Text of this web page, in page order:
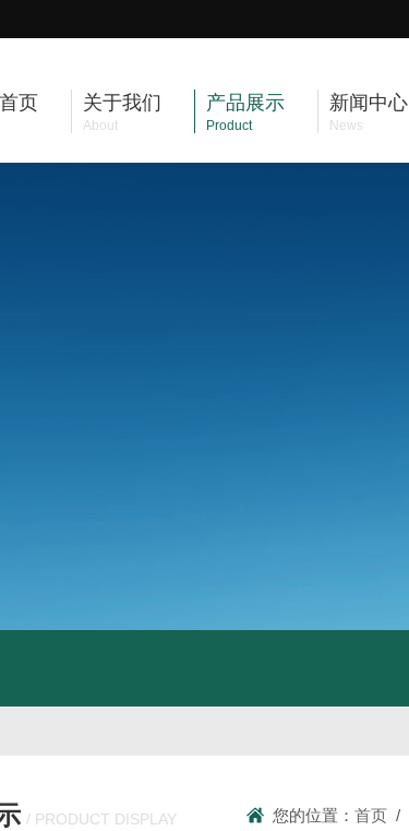
页 关于我们
About
产品展示
Product
新闻中心
News
/ PRODUCT DISPLAY 您的位置：首页 /